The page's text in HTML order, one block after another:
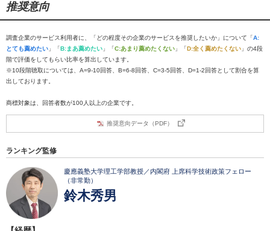
推奨意向
調査企業のサービス利用者に、「どの程度その企業のサービスを推奨したいか」について「A:
とても薦めたい 」「B:まあ薦めたい 」「C:あまり薦めたくない 」「D:全く薦めたくない 」の4段
階で評価をしてもらい比率を算出しています。
※10段階聴取については、A=9-10回答、B=6-8回答、C=3-5回答、D=1-2回答として割合を算
出しております。
商標対象は、回答者数が100人以上の企業です。
推奨意向データ（PDF）
ランキング監修
慶應義塾大学理工学部教授／内閣府 上席科学技術政策フェロー
（非常勤）
鈴木秀男